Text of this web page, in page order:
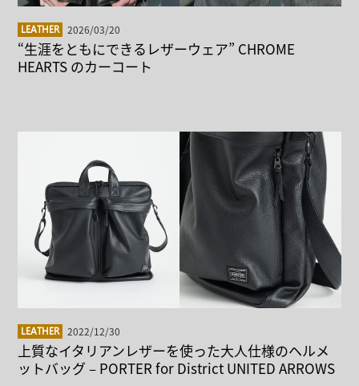
LEATHER 2026/03/20
“生涯をともにできるレザーウェア” CHROME
HEARTS のカーコート
LEATHER 2022/12/30
上質なイタリアンレザーを使った大人仕様のヘルメ
ットバッグ – PORTER for District UNITED ARROWS